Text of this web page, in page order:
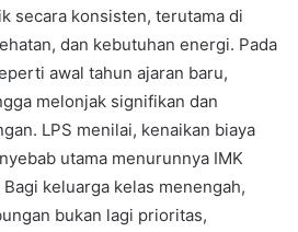
secara konsisten, terutama di
dan kebutuhan energi. Pada
awal tahun ajaran baru,
melonjak signifikan dan
LPS menilai, kenaikan biaya
utama menurunnya IMK
keluarga kelas menengah,
bukan lagi prioritas,